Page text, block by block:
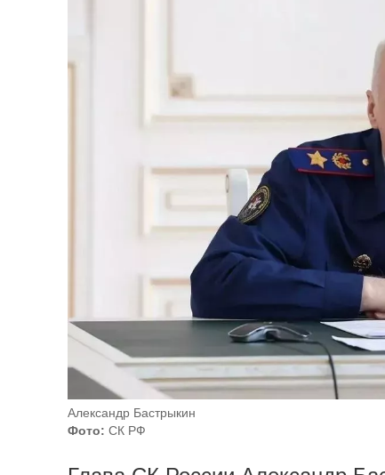
Александр Бастрыкин
Фото: СК РФ